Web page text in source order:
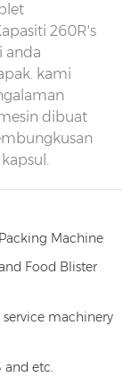
260R's
anda
kami
dibuat
Machine
Food Blister
machinery
and etc.